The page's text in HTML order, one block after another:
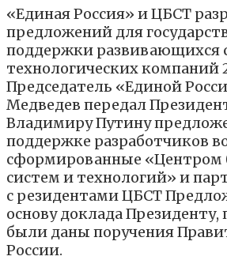
«Единая Россия» и ЦБСТ
предложений для
поддержки развивающихся
технологических компаний
Председатель «Единой
Медведев передал
Владимиру Путину
поддержке разработчиков
сформированные «Центром
систем и технологий» и
с резидентами ЦБСТ
основу доклада
были даны поручения
России.